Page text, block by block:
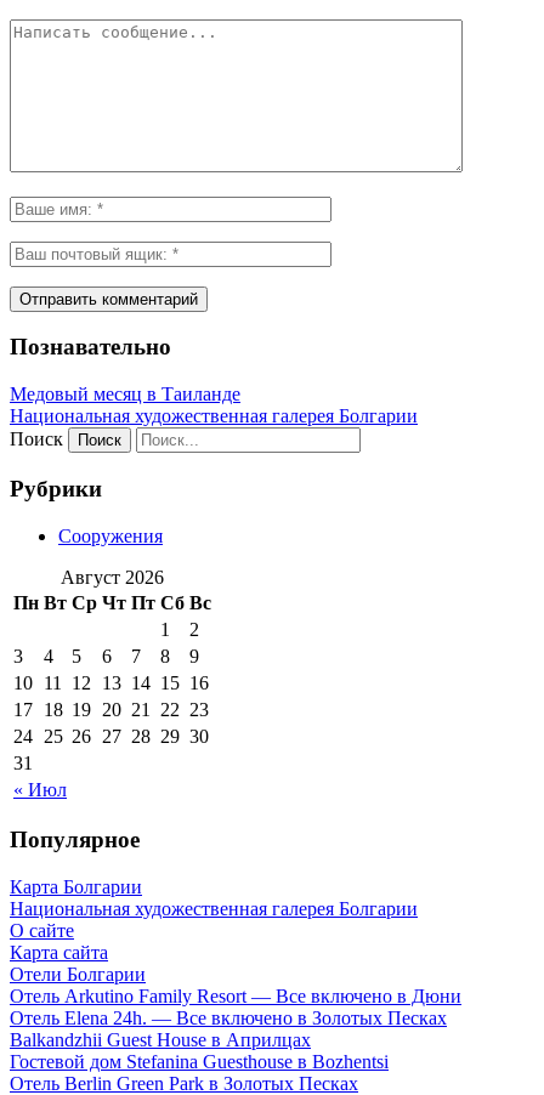
Познавательно
Медовый месяц в Таиланде
Национальная художественная галерея Болгарии
Поиск
Рубрики
Сооружения
Август 2026
Пн Вт Ср Чт Пт Сб Вс
« Июл
1
2
3
4 5 6 7 8
9
10 11 12 13 14 15 16
17 18 19 20 21 22 23
24 25 26 27 28 29 30
31
Популярное
Карта Болгарии
Национальная художественная галерея Болгарии
О сайте
Карта сайта
Отели Болгарии
Отель Arkutino Family Resort — Все включено в Дюни
Отель Elena 24h. — Все включено в Золотых Песках
Balkandzhii Guest House в Априлцах
Гостевой дом Stefanina Guesthouse в Bozhentsi
Отель Berlin Green Park в Золотых Песках